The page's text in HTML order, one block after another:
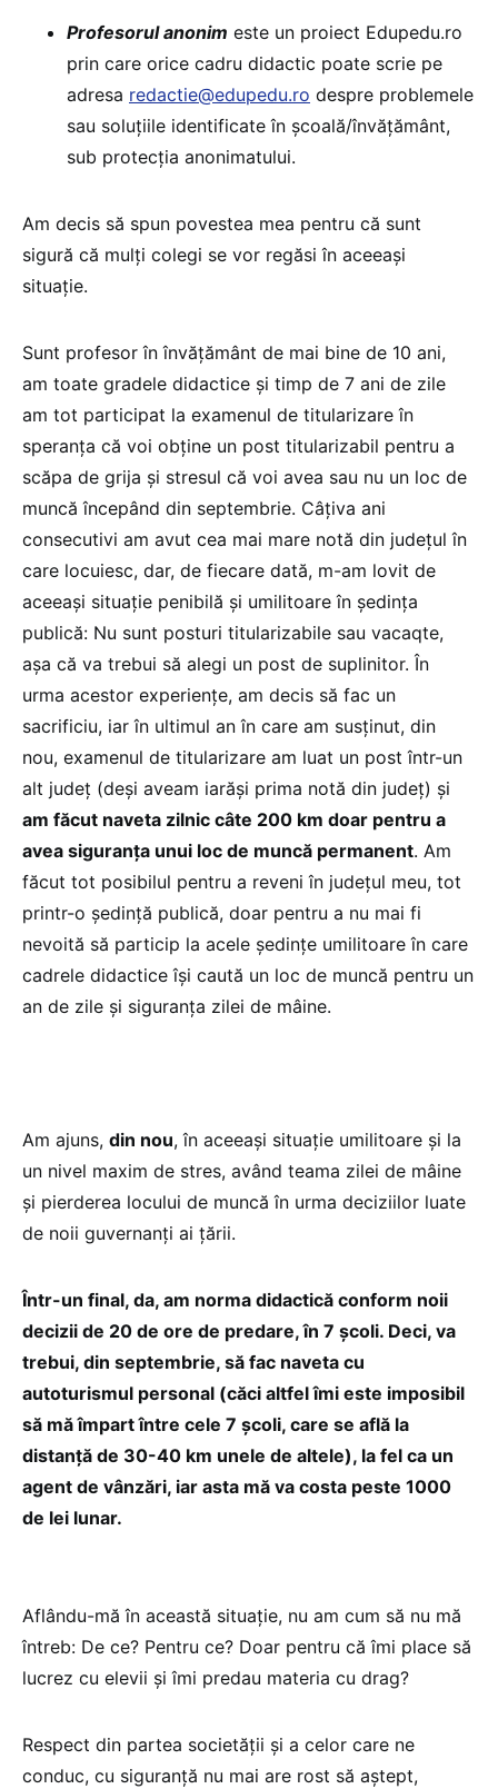
Profesorul anonim este un proiect Edupedu.ro
prin care orice cadru didactic poate scrie pe
adresa redactie@edupedu.ro despre problemele
sau soluțiile identificate în școală/învățământ,
sub protecția anonimatului.
Am decis să spun povestea mea pentru că sunt
sigură că mulți colegi se vor regăsi în aceeași
situație.
Sunt profesor în învățământ de mai bine de 10 ani,
am toate gradele didactice și timp de 7 ani de zile
am tot participat la examenul de titularizare în
speranța că voi obține un post titularizabil pentru a
scăpa de grija și stresul că voi avea sau nu un loc de
muncă începând din septembrie. Câțiva ani
consecutivi am avut cea mai mare notă din județul în
care locuiesc, dar, de fiecare dată, m-am lovit de
aceeași situație penibilă și umilitoare în ședința
publică: Nu sunt posturi titularizabile sau vacaqte,
așa că va trebui să alegi un post de suplinitor. În
urma acestor experiențe, am decis să fac un
sacrificiu, iar în ultimul an în care am susținut, din
nou, examenul de titularizare am luat un post într-un
alt județ (deși aveam iarăși prima notă din județ) și
am făcut naveta zilnic câte 200 km doar pentru a
avea siguranța unui loc de muncă permanent. Am
făcut tot posibilul pentru a reveni în județul meu, tot
printr-o ședință publică, doar pentru a nu mai fi
nevoită să particip la acele ședințe umilitoare în care
cadrele didactice își caută un loc de muncă pentru un
an de zile și siguranța zilei de mâine.
Am ajuns, din nou, în aceeași situație umilitoare și la
un nivel maxim de stres, având teama zilei de mâine
și pierderea locului de muncă în urma deciziilor luate
de noii guvernanți ai țării.
Într-un final, da, am norma didactică conform noii
decizii de 20 de ore de predare, în 7 școli. Deci, va
trebui, din septembrie, să fac naveta cu
autoturismul personal (căci altfel îmi este imposibil
să mă împart între cele 7 școli, care se află la
distanță de 30-40 km unele de altele), la fel ca un
agent de vânzări, iar asta mă va costa peste 1000
de lei lunar.
Aflându-mă în această situație, nu am cum să nu mă
întreb: De ce? Pentru ce? Doar pentru că îmi place să
lucrez cu elevii și îmi predau materia cu drag?
Respect din partea societății și a celor care ne
conduc, cu siguranță nu mai are rost să aștept,